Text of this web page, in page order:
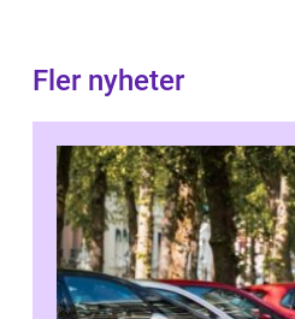
Fler nyheter